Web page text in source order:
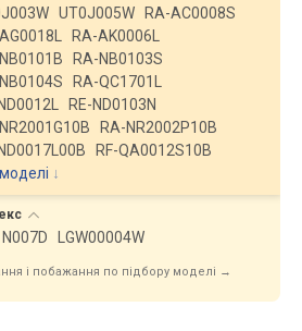
UT0J005W
RA-AC0008S
RA-AK0006L
RA-NB0103S
RA-QC1701L
RE-ND0103N
RA-NR2002P10B
RF-QA0012S10B
↓
LGW00004W
і побажання по підбору моделі →